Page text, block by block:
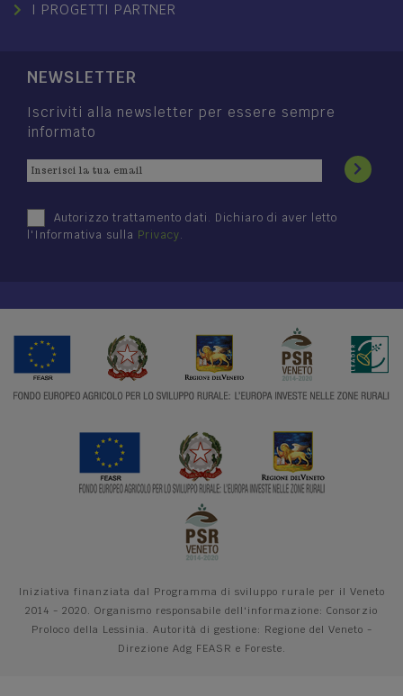
I PROGETTI PARTNER
NEWSLETTER
Iscriviti alla newsletter per essere sempre
informato
Autorizzo trattamento dati. Dichiaro di aver letto
l'Informativa sulla Privacy.
Iniziativa finanziata dal Programma di sviluppo rurale per il Veneto
2014 - 2020. Organismo responsabile dell'informazione: Consorzio
Proloco della Lessinia. Autorità di gestione: Regione del Veneto -
Direzione Adg FEASR e Foreste.